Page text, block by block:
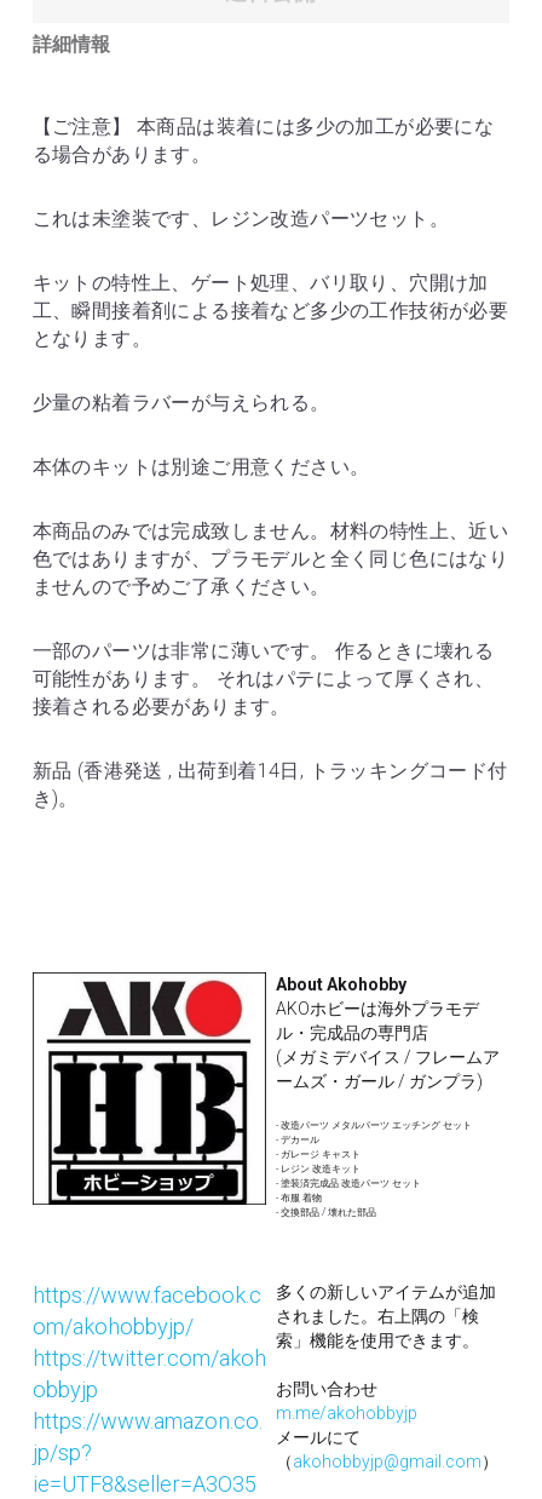
布服 着物
デカール
その他 ツール
詳細情報
【ご注意】 本商品は装着には多少の加工が必要にな
る場合があります。
これは未塗装です、レジン改造パーツセット。
キットの特性上、ゲート処理、バリ取り、穴開け加
工、瞬間接着剤による接着など多少の工作技術が必要
となります。
少量の粘着ラバーが与えられる。
本体のキットは別途ご用意ください。
本商品のみでは完成致しません。材料の特性上、近い
色ではありますが、プラモデルと全く同じ色にはなり
ませんので予めご了承ください。
一部のパーツは非常に薄いです。 作るときに壊れる
可能性があります。 それはパテによって厚くされ、
接着される必要があります。
新品 (香港発送 , 出荷到着14日, トラッキングコード付
き)。
About Akohobby
AKOホビーは海外プラモデ
ル・完成品の専門店
(メガミデバイス / フレームア
ームズ・ガール / ガンプラ)
- 改造パーツ メタルパーツ エッチング セット
- デカール
- ガレージ キャスト
- レジン 改造キット
- 塗装済完成品 改造パーツ セット
- 布服 着物
- 交換部品 / 壊れた部品
https://www.facebook.c
om/akohobbyjp/
https://twitter.com/akoh
obbyjp
https://www.amazon.co.
jp/sp?
ie=UTF8&seller=A3O35
多くの新しいアイテムが追加
されました。右上隅の「検
索」機能を使用できます。
お問い合わせ
m.me/akohobbyjp
メールにて
（akohobbyjp@gmail.com）